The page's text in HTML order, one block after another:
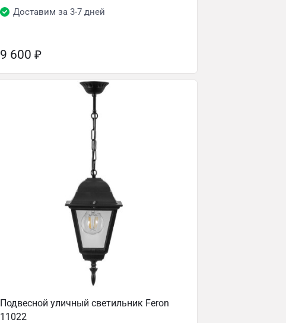
Доставим за 3-7 дней
9 600 ₽
Подвесной уличный светильник Feron
11022